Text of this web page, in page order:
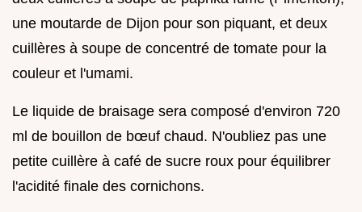
une moutarde de Dijon pour son piquant, et deux
cuillères à soupe de concentré de tomate pour la
couleur et l'umami.
Le liquide de braisage sera composé d'environ 720
ml de bouillon de bœuf chaud. N'oubliez pas une
petite cuillère à café de sucre roux pour équilibrer
l'acidité finale des cornichons.